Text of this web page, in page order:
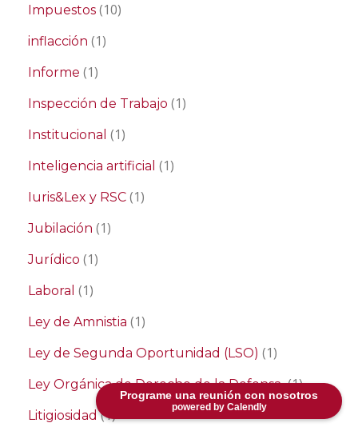
Programe una reunión con nosotros
powered by Calendly
Impuestos (10)
inflacción (1)
Informe (1)
Inspección de Trabajo (1)
Institucional (1)
Inteligencia artificial (1)
Iuris&Lex y RSC (1)
Jubilación (1)
Jurídico (1)
Laboral (1)
Ley de Amnistia (1)
Ley de Segunda Oportunidad (LSO) (1)
Ley Orgánica de Derecho de la Defensa(1)
Litigiosidad(1)